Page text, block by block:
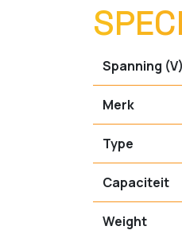
Spanning (V)
Merk
Type
Capaciteit
Weight